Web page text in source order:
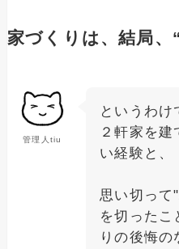
家づくりは、結局、
管理人tiu
というわけ
２軒家を建
い経験と、
思い切って
を切ったこ
りの後悔の